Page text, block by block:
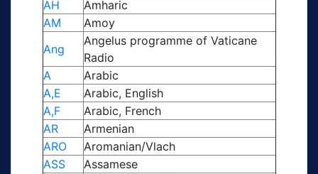
AH
Amharic
AM
Amoy
Ang
Angelus programme of Vaticane
Radio
A
Arabic
A,E
Arabic, English
A,F
Arabic, French
AR
Armenian
ARO
Aromanian/Vlach
ASS
Assamese